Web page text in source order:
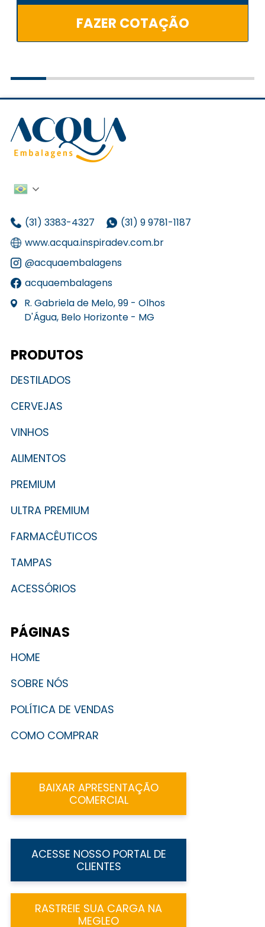
FAZER COTAÇÃO
(31) 3383-4327
(31) 9 9781-1187
www.acqua.inspiradev.com.br
@acquaembalagens
acquaembalagens
R. Gabriela de Melo, 99 - Olhos
D'Água, Belo Horizonte - MG
PRODUTOS
DESTILADOS
CERVEJAS
VINHOS
ALIMENTOS
PREMIUM
ULTRA PREMIUM
FARMACÊUTICOS
TAMPAS
ACESSÓRIOS
PÁGINAS
HOME
SOBRE NÓS
POLÍTICA DE VENDAS
COMO COMPRAR
BAIXAR APRESENTAÇÃO
COMERCIAL
ACESSE NOSSO PORTAL DE
CLIENTES
RASTREIE SUA CARGA NA
MEGLEO